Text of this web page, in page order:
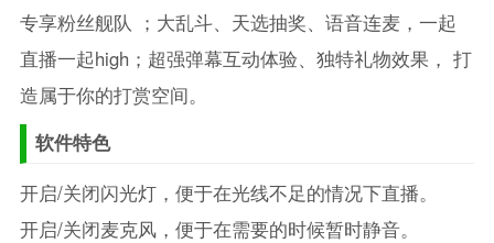
专享粉丝舰队 ；大乱斗、天选抽奖、语音连麦，一起
直播一起high；超强弹幕互动体验、独特礼物效果， 打
造属于你的打赏空间。
软件特色
开启/关闭闪光灯，便于在光线不足的情况下直播。
开启/关闭麦克风，便于在需要的时候暂时静音。